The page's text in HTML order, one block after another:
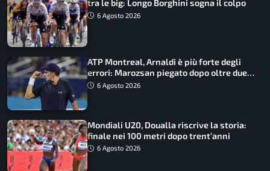
tra le big: Longo Borghini sogna il colpo
6 Agosto 2026
ATP Montreal, Arnaldi è più forte degli
errori: Marozsan piegato dopo oltre due
ore6 Agosto 2026
Mondiali U20, Doualla riscrive la storia:
finale nei 100 metri dopo trent’anni
6 Agosto 2026